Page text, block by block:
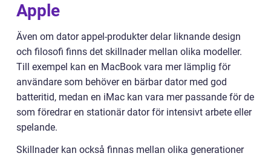
Apple
Även om dator appel-produkter delar liknande design
och filosofi finns det skillnader mellan olika modeller.
Till exempel kan en MacBook vara mer lämplig för
användare som behöver en bärbar dator med god
batteritid, medan en iMac kan vara mer passande för de
som föredrar en stationär dator för intensivt arbete eller
spelande.
Skillnader kan också finnas mellan olika generationer